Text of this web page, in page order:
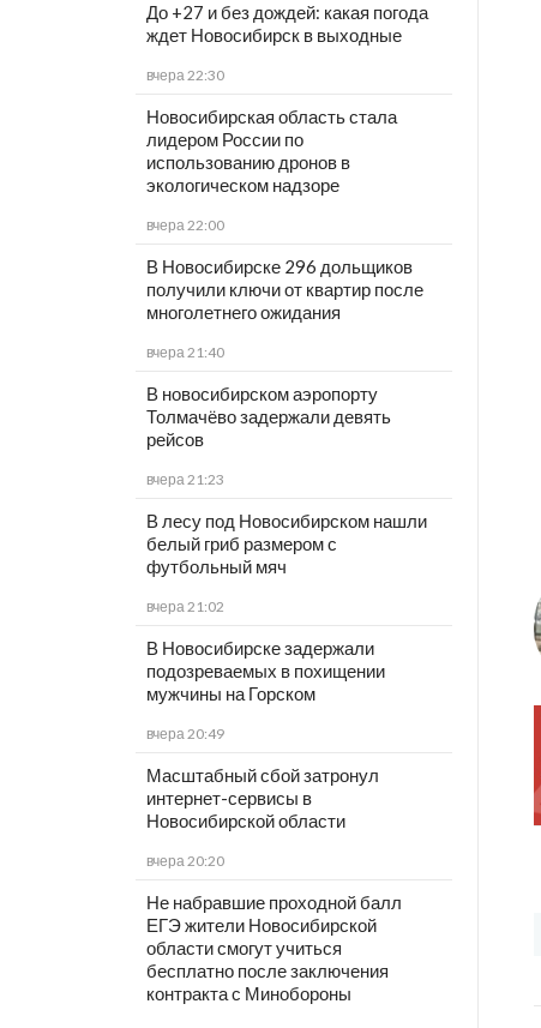
До +27 и без дождей: какая погода
ждет Новосибирск в выходные
вчера 22:30
Новосибирская область стала
лидером России по
использованию дронов в
экологическом надзоре
вчера 22:00
В Новосибирске 296 дольщиков
получили ключи от квартир после
многолетнего ожидания
вчера 21:40
В новосибирском аэропорту
Толмачёво задержали девять
рейсов
вчера 21:23
В лесу под Новосибирском нашли
белый гриб размером с
футбольный мяч
вчера 21:02
В Новосибирске задержали
подозреваемых в похищении
мужчины на Горском
вчера 20:49
Масштабный сбой затронул
интернет-сервисы в
Новосибирской области
вчера 20:20
Не набравшие проходной балл
ЕГЭ жители Новосибирской
области смогут учиться
бесплатно после заключения
контракта с Минобороны